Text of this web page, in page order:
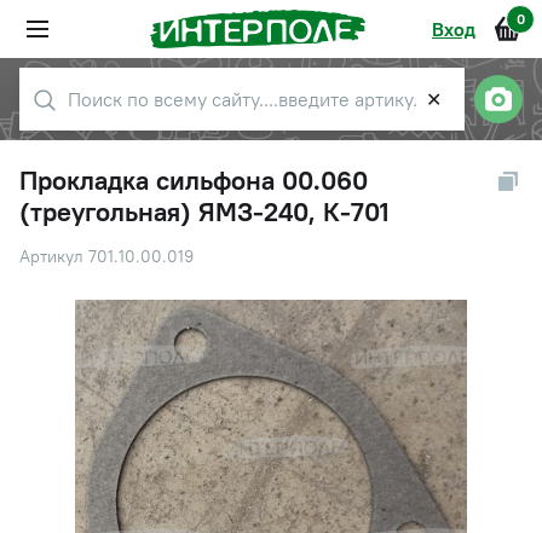
Вход 0
✕
Прокладка сильфона 00.060
(треугольная) ЯМЗ-240, К-701
Артикул 701.10.00.019